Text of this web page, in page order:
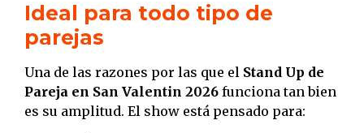
Ideal para todo tipo de
parejas
Una de las razones por las que el Stand Up de
Pareja en San Valentin 2026 funciona tan bien
es su amplitud. El show está pensado para: